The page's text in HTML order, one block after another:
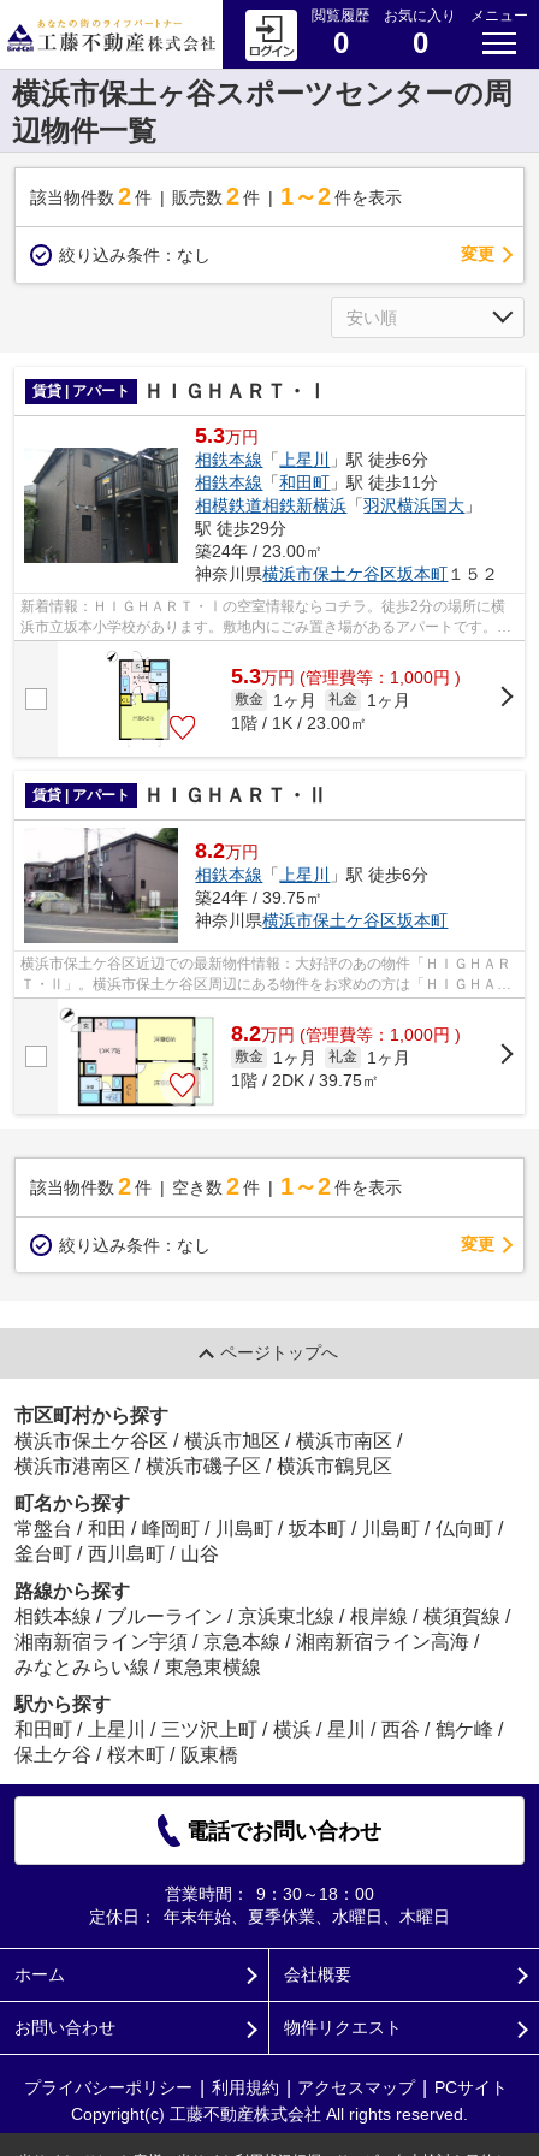
閲覧履歴
0
お気に入り
0
メニュー
横浜市保土ヶ谷スポーツセンターの周
辺物件一覧
該当物件数 2件 販売数 2 件 1～2 件を表示
絞り込み条件： なし 変更
賃貸 | アパート ＨＩＧＨＡＲＴ・Ⅰ
5.3万円
相鉄本線 「 上星川
」駅 徒歩6分
相鉄本線 「和田町 」駅 徒歩11分
相模鉄道相鉄新横浜 「羽沢横浜国大 」
駅 徒歩29分
築24年 / 23.00㎡
神奈川県横浜市保土ケ谷区坂本町 １５２
新着情報：ＨＩＧＨＡＲＴ・Ⅰの空室情報ならコチラ。徒歩2分の場所に横
浜市立坂本小学校があります。敷地内にごみ置き場があるアパートです。こ
ちらの物件はアパートです。内見のご連...
5.3万円 (管理費等：1,000円 )
敷金 1ヶ月 礼金
1ヶ月
1階 / 1K / 23.00㎡
賃貸 | アパート ＨＩＧＨＡＲＴ・Ⅱ
8.2万円
相鉄本線 「 上星川
」駅 徒歩6分
築24年 / 39.75㎡
神奈川県横浜市保土ケ谷区坂本町
横浜市保土ケ谷区近辺での最新物件情報：大好評のあの物件「ＨＩＧＨＡＲ
Ｔ・Ⅱ」。横浜市保土ケ谷区周辺にある物件をお求めの方は「ＨＩＧＨＡＲ
Ｔ・Ⅱ」はいかがでしょうか。二人での...
8.2万円 (管理費等：1,000円 )
敷金 1ヶ月 礼金
1ヶ月
1階 / 2DK / 39.75㎡
該当物件数 2件 空き数 2 件 1～2 件を表示
絞り込み条件： なし 変更
ページトップへ
市区町村から探す
横浜市保土ケ谷区 / 横浜市旭区 / 横浜市南区 /
横浜市港南区 / 横浜市磯子区 / 横浜市鶴見区
町名から探す
常盤台 / 和田 / 峰岡町 / 川島町 / 坂本町 / 川島町 / 仏向町 /
釜台町 / 西川島町 / 山谷
路線から探す
相鉄本線 / ブルーライン / 京浜東北線 / 根岸線 / 横須賀線 /
湘南新宿ライン宇須 / 京急本線 / 湘南新宿ライン高海 /
みなとみらい線 / 東急東横線
駅から探す
和田町
/ 上星川 / 三ツ沢上町 / 横浜 / 星川 / 西谷 / 鶴ケ峰 /
保土ケ谷 / 桜木町 / 阪東橋
電話でお問い合わせ
営業時間：
9：30～18：00
定休日：
年末年始、夏季休業、水曜日、木曜日
ホーム 会社概要
お問い合わせ 物件リクエスト
プライバシーポリシー 利用規約 アクセスマップ
PCサイト
Copyright(c) 工藤不動産株式会社 All rights reserved.